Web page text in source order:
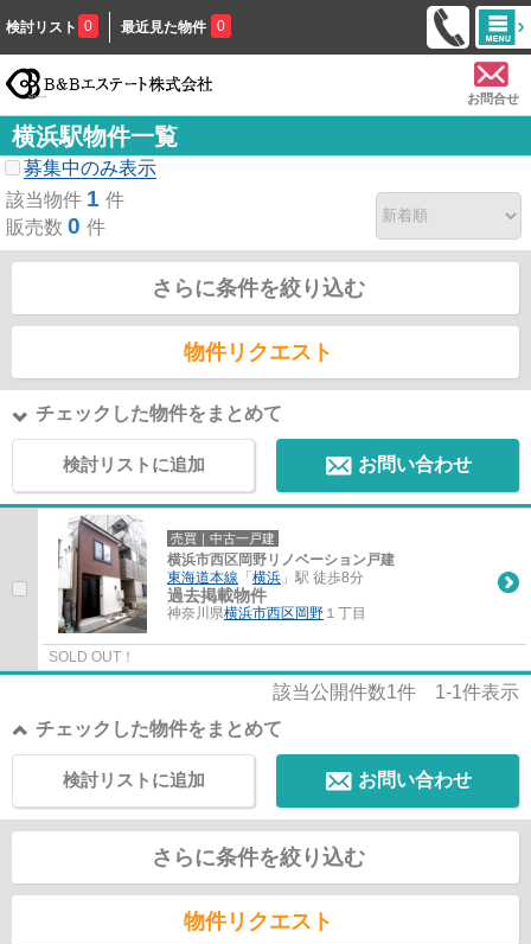
検討リスト 0 最近見た物件 0
お問合せ
横浜駅物件一覧
募集中のみ表示
該当物件 1 件
販売数 0 件
さらに条件を絞り込む
物件リクエスト
チェックした物件をまとめて
検討リストに追加 お問い合わせ
売買｜中古一戸建
横浜市西区岡野リノベーション戸建
東海道本線 「 横浜 」駅 徒歩8分
過去掲載物件
神奈川県横浜市西区 岡野 １丁目
SOLD OUT！
該当公開件数1件 1-1件表示
チェックした物件をまとめて
お問い合わせ
検討リストに追加
さらに条件を絞り込む
物件リクエスト